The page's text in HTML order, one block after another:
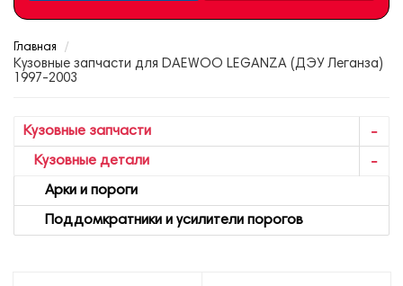
Главная
Кузовные запчасти для DAEWOO LEGANZA (ДЭУ Леганза)
1997-2003
Кузовные запчасти
Кузовные детали
Арки и пороги
Поддомкратники и усилители порогов